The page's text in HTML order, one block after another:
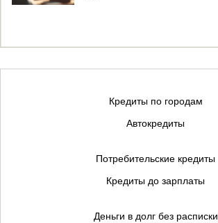
Кредиты по городам
Автокредиты
Потребительские кредиты
Кредиты до зарплаты
Деньги в долг без расписки